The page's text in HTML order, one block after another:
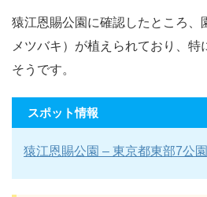
猿江恩賜公園に確認したところ、
メツバキ）が植えられており、特
そうです。
スポット情報
猿江恩賜公園 – 東京都東部7公